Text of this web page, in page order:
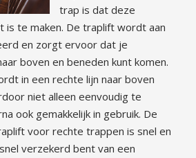
trap is dat deze
is te maken. De traplift wordt aan
en zorgt ervoor dat je
boven en beneden kunt komen.
in een rechte lijn naar boven
niet alleen eenvoudig te
ook gemakkelijk in gebruik. De
voor rechte trappen is snel en
verzekerd bent van een